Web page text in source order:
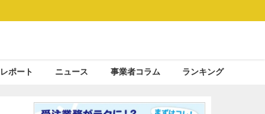
ポート ニュース 事業者コラム ランキング